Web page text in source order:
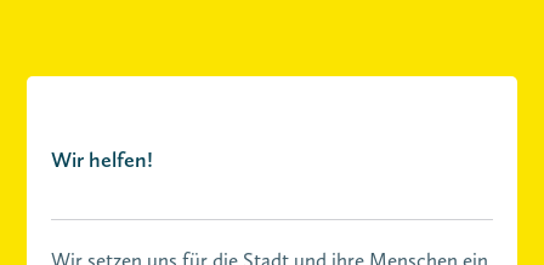
Wir helfen!